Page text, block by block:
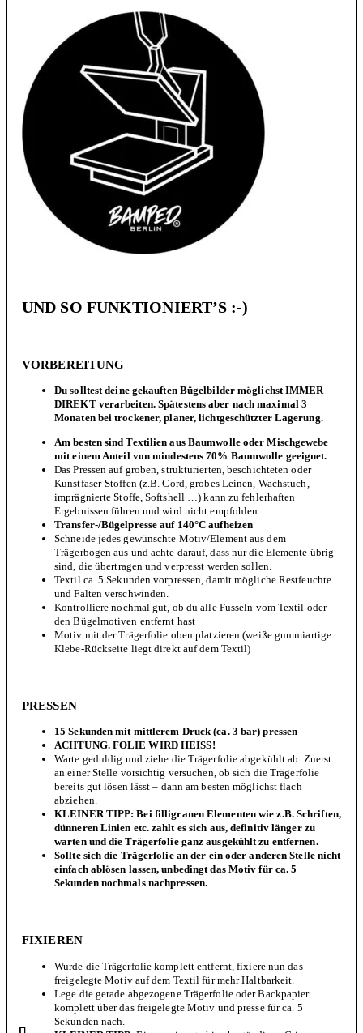
UND SO FUNKTIONIERT’S :-)
VORBEREITUNG
Du solltest deine gekauften Bügelbilder möglichst IMMER
DIREKT verarbeiten. Spätestens aber nach maximal 3
Monaten bei trockener, planer, lichtgeschützter Lagerung.
Am besten sind Textilien aus Baumwolle oder Mischgewebe
mit einem Anteil von mindestens 70% Baumwolle geeignet.
Das Pressen auf groben, strukturierten, beschichteten oder
Kunstfaser-Stoffen (z.B. Cord, grobes Leinen, Wachstuch,
imprägnierte Stoffe, Softshell …) kann zu fehlerhaften
Ergebnissen führen und wird nicht empfohlen.
Transfer-/Bügelpresse auf 140°C aufheizen
Schneide jedes gewünschte Motiv/Element aus dem
Trägerbogen aus und achte darauf, dass nur die Elemente übrig
sind, die übertragen und verpresst werden sollen.
Textil ca. 5 Sekunden vorpressen, damit mögliche Restfeuchte
und Falten verschwinden.
Kontrolliere nochmal gut, ob du alle Fusseln vom Textil oder
den Bügelmotiven entfernt hast
Motiv mit der Trägerfolie oben platzieren (weiße gummiartige
Klebe-Rückseite liegt direkt auf dem Textil)
PRESSEN
15 Sekunden mit mittlerem Druck (ca. 3 bar) pressen
ACHTUNG. FOLIE WIRD HEISS!
Warte geduldig und ziehe die Trägerfolie abgekühlt ab. Zuerst
an einer Stelle vorsichtig versuchen, ob sich die Trägerfolie
bereits gut lösen lässt – dann am besten möglichst flach
abziehen.
KLEINER TIPP: Bei filligranen Elementen wie z.B. Schriften,
dünneren Linien etc. zahlt es sich aus, definitiv länger zu
warten und die Trägerfolie ganz ausgekühlt zu entfernen.
Sollte sich die Trägerfolie an der ein oder anderen Stelle nicht
einfach ablösen lassen, unbedingt das Motiv für ca. 5
Sekunden nochmals nachpressen.
FIXIEREN
Wurde die Trägerfolie komplett entfernt, fixiere nun das
freigelegte Motiv auf dem Textil für mehr Haltbarkeit.
Lege die gerade abgezogene Trägerfolie oder Backpapier
komplett über das freigelegte Motiv und presse für ca. 5
Sekunden nach.